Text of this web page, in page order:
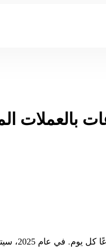
بالعملات
أصبحت